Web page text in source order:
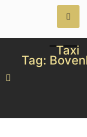
Tag:
Taxi